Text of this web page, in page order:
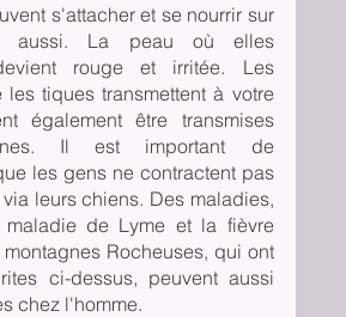
s'attacher et se nourrir sur
aussi. La peau où elles
rouge et irritée. Les
les tiques transmettent à votre
également être transmises
Il est important de
les gens ne contractent pas
leurs chiens. Des maladies,
de Lyme et la fièvre
Rocheuses, qui ont
ci-dessus, peuvent aussi
chez l'homme.